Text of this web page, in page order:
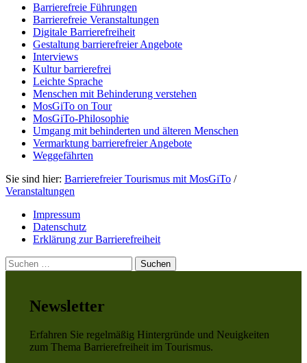
Barrierefreie Führungen
Barrierefreie Veranstaltungen
Digitale Barrierefreiheit
Gestaltung barrierefreier Angebote
Interviews
Kultur barrierefrei
Leichte Sprache
Menschen mit Behinderung verstehen
MosGiTo on Tour
MosGiTo-Philosophie
Umgang mit behinderten und älteren Menschen
Vermarktung barrierefreier Angebote
Weggefährten
Sie sind hier: Barrierefreier Tourismus mit MosGiTo /
Veranstaltungen
Impressum
Datenschutz
Erklärung zur Barrierefreiheit
Suchen
nach:
Newsletter
Erfahren Sie regelmäßig Hintergründe und Neuigkeiten
zum Thema Barrierefreiheit im Tourismus.